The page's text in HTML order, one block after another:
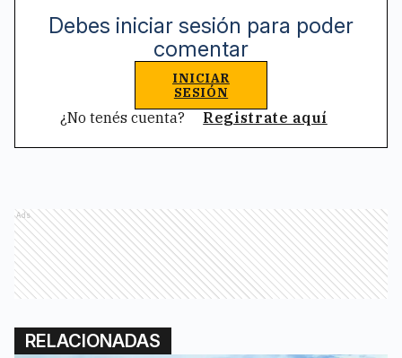
Debes iniciar sesión para poder
comentar
INICIAR
SESIÓN
¿No tenés cuenta? Registrate aquí
Ads
RELACIONADAS